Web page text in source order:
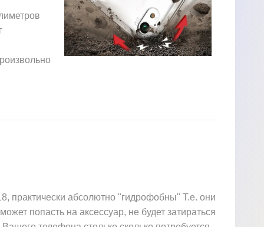
практически абсолютно "гидрофобны" Т.е. они
попасть на аксессуар, не будет затираться